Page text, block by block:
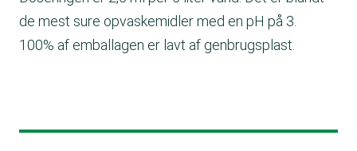
de mest sure opvaskemidler med en pH på 3.
100% af emballagen er lavt af genbrugsplast.